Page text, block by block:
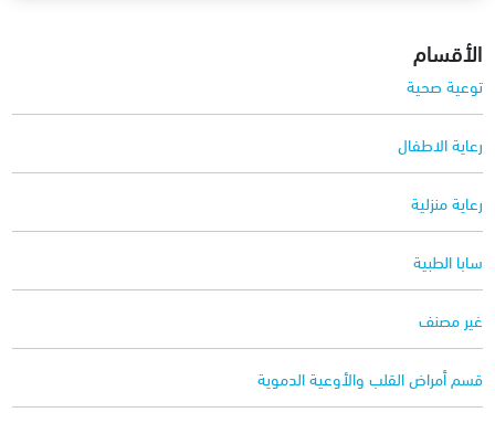
الأقسام
توعية صحية
رعاية الاطفال
رعاية منزلية
سابا الطبية
غير مصنف
قسم أمراض القلب والأوعية الدموية